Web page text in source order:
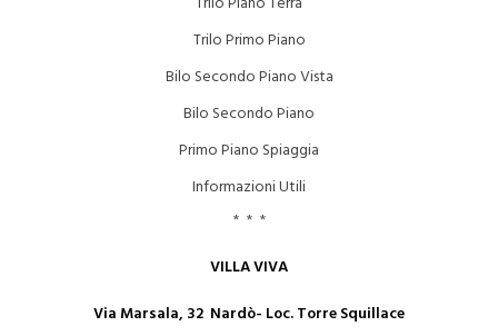
Trilo Primo Piano
Bilo Secondo Piano Vista
Bilo Secondo Piano
Primo Piano Spiaggia
Informazioni Utili
* * *
VILLA VIVA
Via Marsala, 32 Nardò- Loc. Torre Squillace